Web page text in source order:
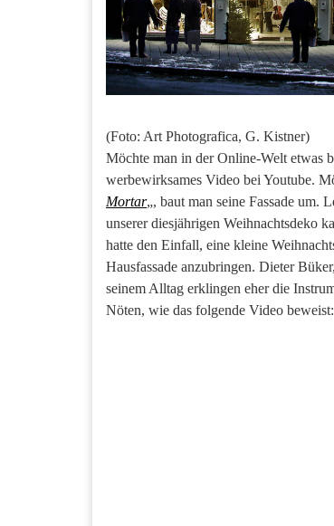
(Foto: Art Photografica, G. Kistner)
Möchte man in der Online-Welt etwas
werbewirksames Video bei Youtube.
Mortar„, baut man seine Fassade um.
unserer diesjährigen Weihnachtsdeko
hatte den Einfall, eine kleine
Hausfassade anzubringen. Dieter
seinem Alltag erklingen eher die
Nöten, wie das folgende Video beweist: